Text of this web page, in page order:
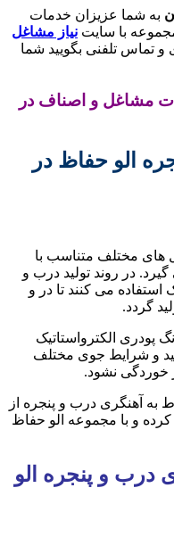
به شما عزیزان خدمات
مجموعه با سایت نیاز مشاغل
تماس تلفنی بگویید شما
مشاغل و اصناف در
الو حفاظ در
های مختلف متناسب با
در روند تولید درب و
می کنند تا در و
گردد.
پودری الکترواستاتیک
و شرایط جوی مختلف
خوردگی نشود.
به آهنگری درب و پنجره از
و با مجموعه الو حفاظ
درب و پنجره الو